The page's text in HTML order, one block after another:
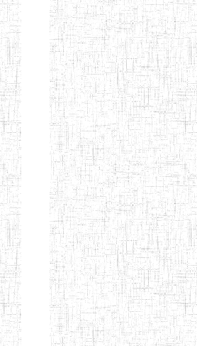
Etablissements
d'enseignement
normal
ENI
Chercher:
Effacer les filtres
Denomination
Type